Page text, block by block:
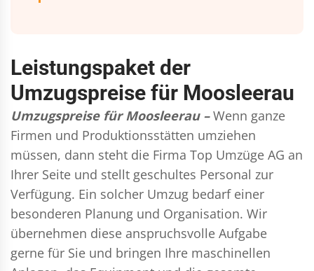
Leistungspaket der
Umzugspreise für Moosleerau
Umzugspreise für Moosleerau – Wenn ganze
Firmen und Produktionsstätten umziehen
müssen, dann steht die Firma Top Umzüge AG an
Ihrer Seite und stellt geschultes Personal zur
Verfügung. Ein solcher Umzug bedarf einer
besonderen Planung und Organisation. Wir
übernehmen diese anspruchsvolle Aufgabe
gerne für Sie und bringen Ihre maschinellen